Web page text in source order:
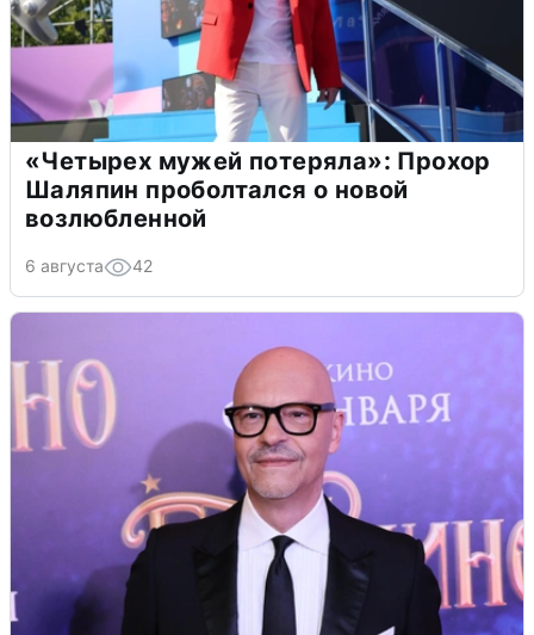
«Четырех мужей потеряла»: Прохор
Шаляпин проболтался о новой
возлюбленной
6 августа 42